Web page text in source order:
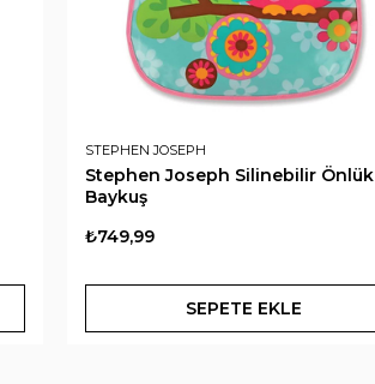
STEPHEN JOSEPH
Stephen Joseph Silinebilir Önlük
Baykuş
₺749,99
SEPETE EKLE